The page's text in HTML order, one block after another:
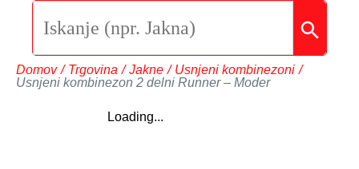
Domov / Trgovina / Jakne / Usnjeni kombinezoni /
Usnjeni kombinezon 2 delni Runner – Moder
Loading...